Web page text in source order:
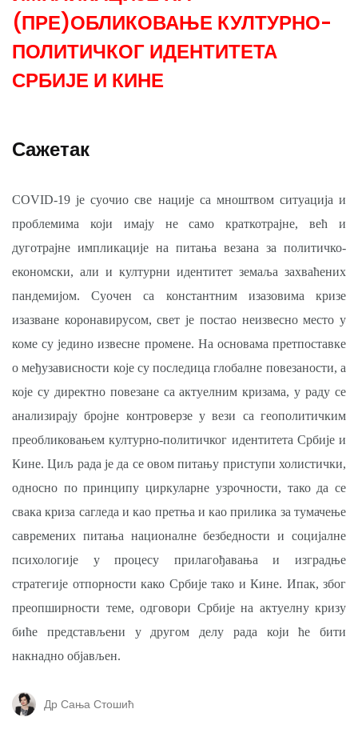
(ПРЕ)ОБЛИКОВАЊЕ КУЛТУРНО-
ПОЛИТИЧКОГ ИДЕНТИТЕТА
СРБИЈЕ И КИНЕ
Сажетак
COVID-19 је суочио све нације са мноштвом ситуација и
проблемима који имају не само краткотрајне, већ и
дуготрајне импликације на питања везана за политичко-
економски, али и културни идентитет земаља захваћених
пандемијом. Суочен са константним изазовима кризе
изазване коронавирусом, свет је постао неизвесно место у
коме су једино извесне промене. На основама прeтпoстaвкe
o међузависности које су последица глобалне повезаности, а
које су директно повезане са актуелним кризама, у раду се
aнaлизирaју бројне контроверзе у вези са геополитичким
преобликовањем културно-политичког идентитета Србије и
Кине. Циљ рада је да се овом питању приступи холистички,
односно по принципу циркуларне узрочности, тако да се
свака криза сагледа и као претња и као прилика за тумачење
савремених питања националне безбедности и социјалне
психологије у процесу прилагођавања и изградње
стратегије отпорности како Србије тако и Кине. Ипак, због
преопширности теме, одговори Србије на актуелну кризу
биће представљени у другом делу рада који ће бити
накнадно објављен.
Др Сања Стошић